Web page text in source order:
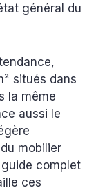
général du
situés dans
la même
aussi le
mobilier
complet
ces